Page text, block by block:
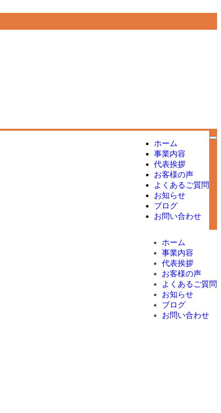
ホーム
事業内容
代表挨拶
お客様の声
よくあるご質問
お知らせ
ブログ
お問い合わせ
ホーム
事業内容
代表挨拶
お客様の声
よくあるご質問
お知らせ
ブログ
お問い合わせ